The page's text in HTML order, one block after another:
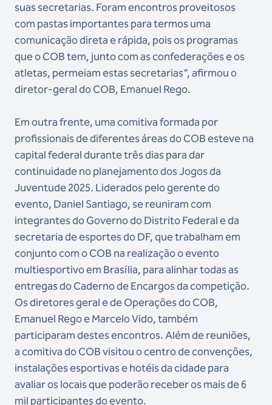
suas secretarias. Foram encontros proveitosos
com pastas importantes para termos uma
comunicação direta e rápida, pois os programas
que o COB tem, junto com as confederações e os
atletas, permeiam estas secretarias”, afirmou o
diretor-geral do COB, Emanuel Rego.
Em outra frente, uma comitiva formada por
profissionais de diferentes áreas do COB esteve na
capital federal durante três dias para dar
continuidade no planejamento dos Jogos da
Juventude 2025. Liderados pelo gerente do
evento, Daniel Santiago, se reuniram com
integrantes do Governo do Distrito Federal e da
secretaria de esportes do DF, que trabalham em
conjunto com o COB na realização o evento
multiesportivo em Brasília, para alinhar todas as
entregas do Caderno de Encargos da competição.
Os diretores geral e de Operações do COB,
Emanuel Rego e Marcelo Vido, também
participaram destes encontros. Além de reuniões,
a comitiva do COB visitou o centro de convenções,
instalações esportivas e hotéis da cidade para
avaliar os locais que poderão receber os mais de 6
mil participantes do evento.